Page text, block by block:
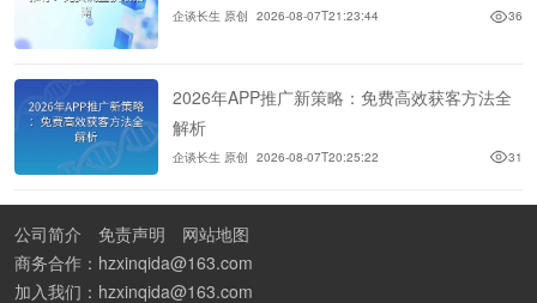
企谈长生 原创 2026-08-07T21:23:44 36
2026年APP推广新策略：免费高效获客方法全
解析
企谈长生 原创 2026-08-07T20:25:22 31
公司简介 免责声明
网站地图
商务合作：hzxinqida@163.com
加入我们：hzxinqida@163.com